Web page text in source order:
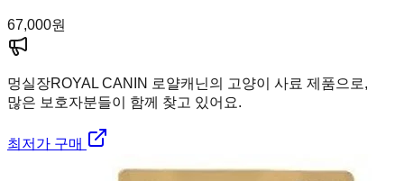
67,000원
멍실장ROYAL CANIN 로얄캐닌의 고양이 사료 제품으로,
많은 보호자분들이 함께 찾고 있어요.
최저가 구매